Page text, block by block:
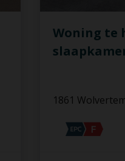
Woning te
1861